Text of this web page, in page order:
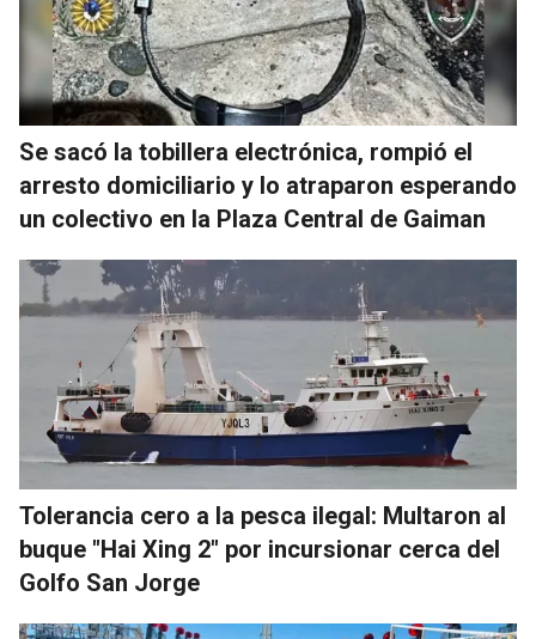
Se sacó la tobillera electrónica, rompió el
arresto domiciliario y lo atraparon esperando
un colectivo en la Plaza Central de Gaiman
Tolerancia cero a la pesca ilegal: Multaron al
buque "Hai Xing 2" por incursionar cerca del
Golfo San Jorge